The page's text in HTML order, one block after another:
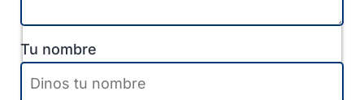
Tu nombre